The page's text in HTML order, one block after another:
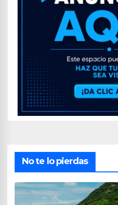
No te lo pierdas